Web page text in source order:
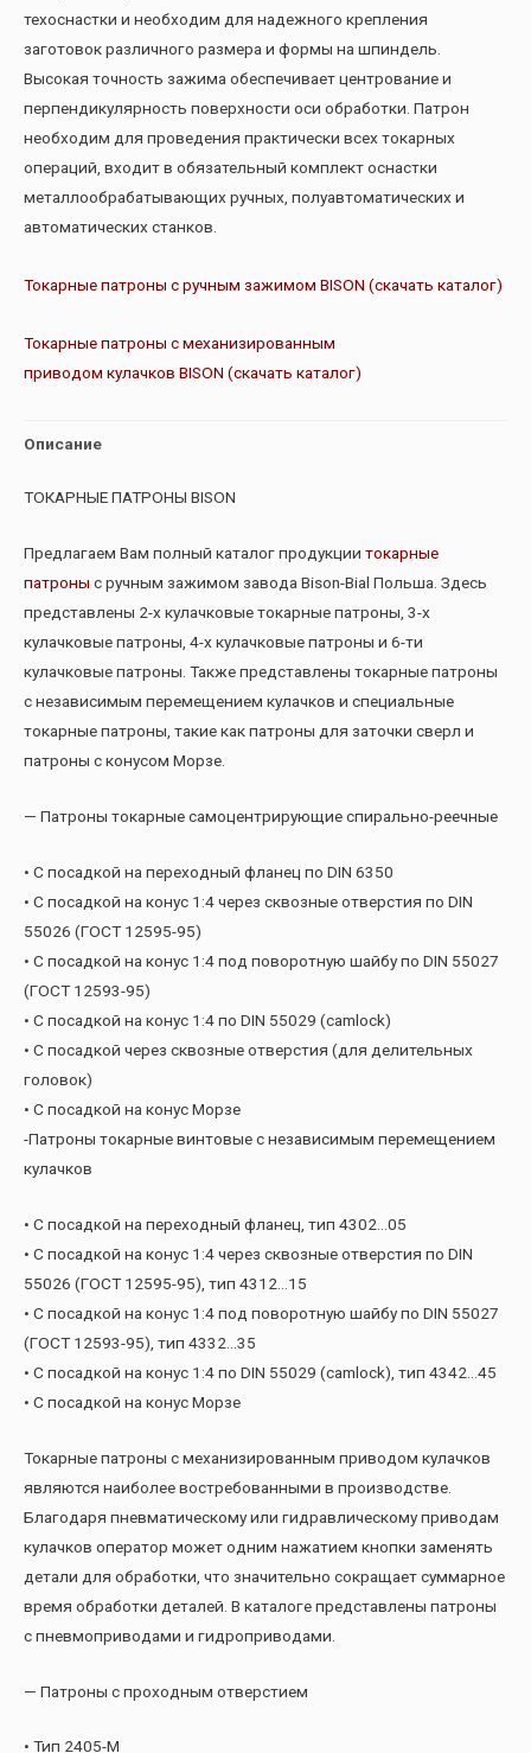
техоснастки и необходим для надежного крепления
заготовок различного размера и формы на шпиндель.
Высокая точность зажима обеспечивает центрование и
перпендикулярность поверхности оси обработки. Патрон
необходим для проведения практически всех токарных
операций, входит в обязательный комплект оснастки
металлообрабатывающих ручных, полуавтоматических и
автоматических станков.
Токарные патроны с ручным зажимом BISON (скачать каталог)
Токарные патроны с механизированным
приводом кулачков BISON (скачать каталог)
Описание
ТОКАРНЫЕ ПАТРОНЫ BISON
Предлагаем Вам полный каталог продукции токарные
патроны с ручным зажимом завода Bison-Bial Польша. Здесь
представлены 2-х кулачковые токарные патроны, 3-х
кулачковые патроны, 4-х кулачковые патроны и 6-ти
кулачковые патроны. Также представлены токарные патроны
с независимым перемещением кулачков и специальные
токарные патроны, такие как патроны для заточки сверл и
патроны с конусом Морзе.
— Патроны токарные самоцентрирующие спирально-реечные
• С посадкой на переходный фланец по DIN 6350
• С посадкой на конус 1:4 через сквозные отверстия по DIN
55026 (ГОСТ 12595-95)
• С посадкой на конус 1:4 под поворотную шайбу по DIN 55027
(ГОСТ 12593-95)
• С посадкой на конус 1:4 по DIN 55029 (camlock)
• С посадкой через сквозные отверстия (для делительных
головок)
• С посадкой на конус Морзе
-Патроны токарные винтовые с независимым перемещением
кулачков
• С посадкой на переходный фланец, тип 4302…05
• С посадкой на конус 1:4 через сквозные отверстия по DIN
55026 (ГОСТ 12595-95), тип 4312…15
• С посадкой на конус 1:4 под поворотную шайбу по DIN 55027
(ГОСТ 12593-95), тип 4332…35
• С посадкой на конус 1:4 по DIN 55029 (camlock), тип 4342…45
• С посадкой на конус Морзе
Токарные патроны с механизированным приводом кулачков
являются наиболее востребованными в производстве.
Благодаря пневматическому или гидравлическому приводам
кулачков оператор может одним нажатием кнопки заменять
детали для обработки, что значительно сокращает суммарное
время обработки деталей. В каталоге представлены патроны
с пневмоприводами и гидроприводами.
— Патроны с проходным отверстием
• Тип 2405-М